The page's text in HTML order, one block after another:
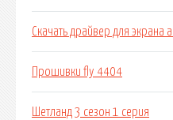
Скачать драйвер для экрана
Прошивки fly 4404
Шетланд 3 сезон 1 серия